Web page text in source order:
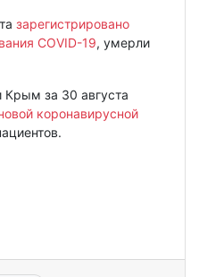
зарегистрировано
COVID-19, умерли
Крым за 30 августа
коронавирусной